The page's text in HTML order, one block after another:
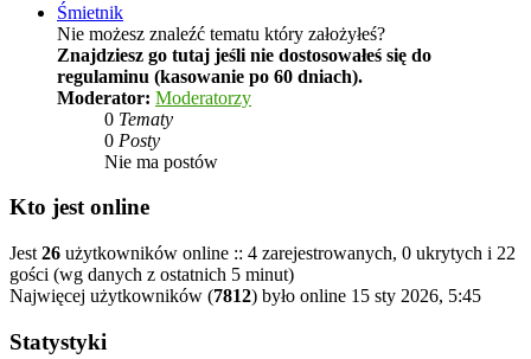
Śmietnik
Nie możesz znaleźć tematu który założyłeś?
Znajdziesz go tutaj jeśli nie dostosowałeś się do
regulaminu (kasowanie po 60 dniach).
Moderator: Moderatorzy
0 Tematy
0 Posty
Nie ma postów
Kto jest online
Jest 26 użytkowników online :: 4 zarejestrowanych, 0 ukrytych i 22
gości (wg danych z ostatnich 5 minut)
Najwięcej użytkowników (7812) było online 15 sty 2026, 5:45
Statystyki